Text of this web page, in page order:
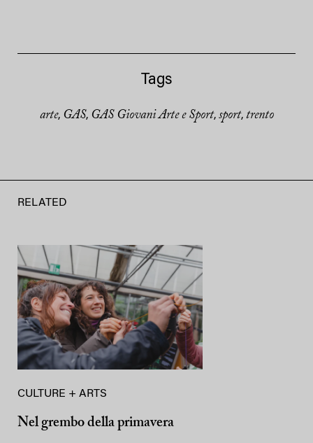
Tags
arte, GAS, GAS Giovani Arte e Sport, sport, trento
RELATED
CULTURE + ARTS
Nel grembo della primavera